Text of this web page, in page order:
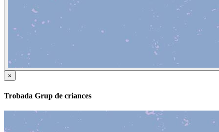
×
Trobada Grup de criances